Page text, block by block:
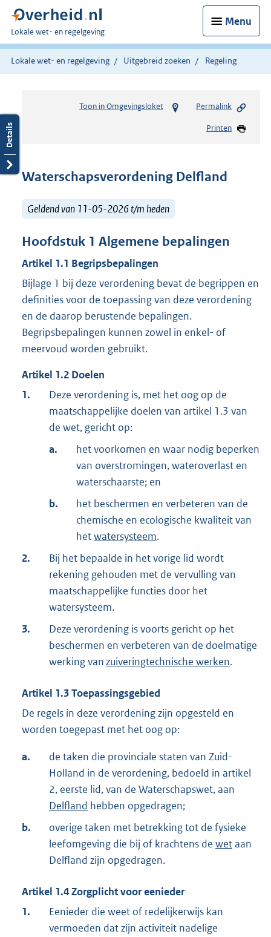
Menu
U
bent
hier:
Lokale wet- en regelgeving
Lokale wet- en regelgeving Uitgebreid zoeken Regeling
Toon in Omgevingsloket Permalink
Printen
Waterschapsverordening Delfland
Geldend van 11-05-2026 t/m heden
Hoofdstuk 1 Algemene bepalingen
Artikel 1.1 Begripsbepalingen
Bijlage 1 bij deze verordening bevat de begrippen en
definities voor de toepassing van deze verordening
en de daarop berustende bepalingen.
Begripsbepalingen kunnen zowel in enkel- of
meervoud worden gebruikt.
Artikel 1.2 Doelen
1.
Deze verordening is, met het oog op de
maatschappelijke doelen van artikel 1.3 van
de wet, gericht op:
a.
het voorkomen en waar nodig beperken
van overstromingen, wateroverlast en
waterschaarste; en
b.
het beschermen en verbeteren van de
chemische en ecologische kwaliteit van
hetwatersysteem.
2.
Bij het bepaalde in het vorige lid wordt
rekening gehouden met de vervulling van
maatschappelijke functies door het
watersysteem.
3.
Deze verordening is voorts gericht op het
beschermen en verbeteren van de doelmatige
werking vanzuiveringtechnische werken.
Artikel 1.3Toepassingsgebied
De regels in deze verordening zijn opgesteld en
worden toegepast met het oog op:
a.
de taken die provinciale staten van Zuid-
Holland in de verordening, bedoeld in artikel
2, eerste lid, van de Waterschapswet, aan
Delfland hebben opgedragen;
b.
overige taken met betrekking tot de fysieke
leefomgeving die bij of krachtens de wetaan
Delfland zijn opgedragen.
Artikel 1.4Zorgplicht voor eenieder
1.
Eenieder die weet of redelijkerwijs kan
vermoeden dat zijn activiteit nadelige